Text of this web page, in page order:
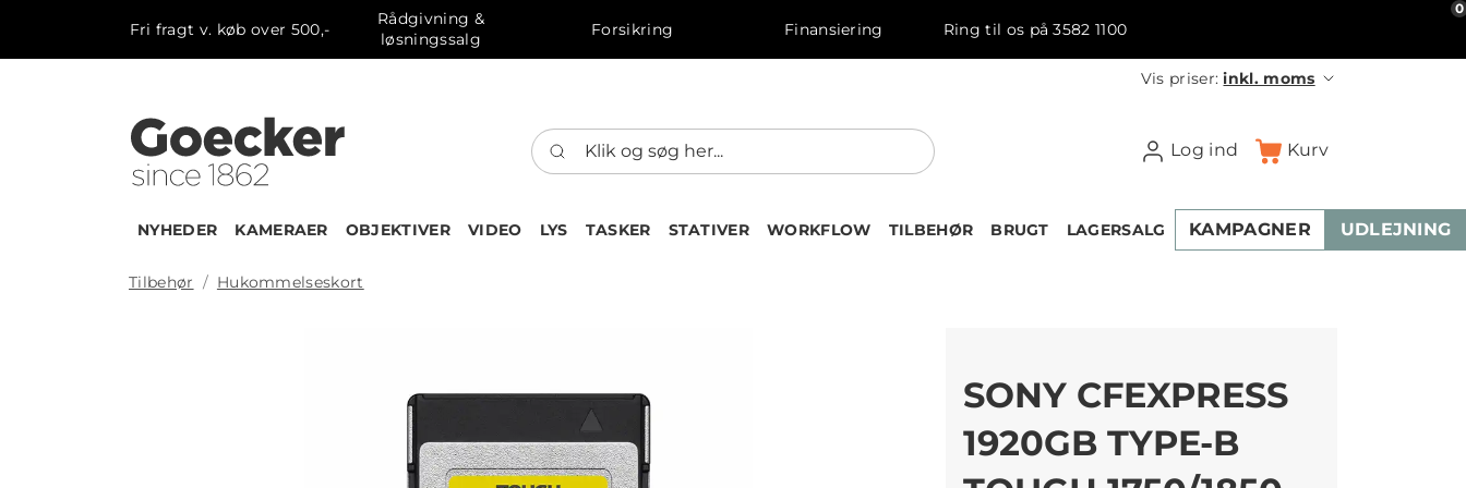
Fri fragt v. køb over 500,-
Rådgivning &
løsningssalg
Forsikring Finansiering Ring til os på 3582 1100
Vis priser:inkl. moms
Log ind Kurv
0
NYHEDER KAMERAER OBJEKTIVER VIDEO LYS TASKER STATIVER WORKFLOW TILBEHØR BRUGT LAGERSALG KAMPAGNER UDLEJNING
Tilbehør Hukommelseskort
SONY CFEXPRESS
1920GB TYPE-B